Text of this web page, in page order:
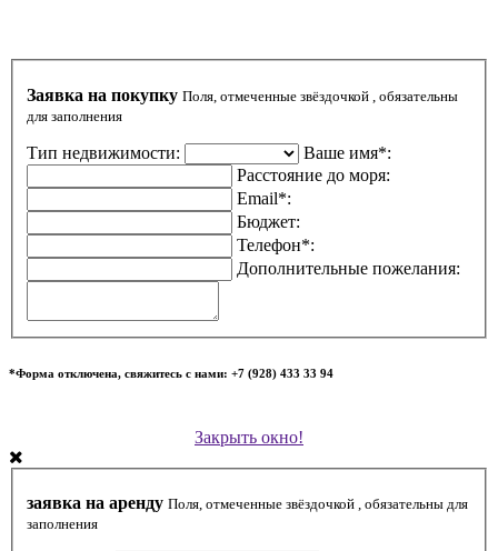
Заявка на покупку Поля, отмеченные звёздочкой , обязательны
для заполнения
Тип недвижимости:
Ваше имя*:
Расстояние до моря:
Email*:
Бюджет:
Телефон*:
Дополнительные пожелания:
*Форма отключена, свяжитесь с нами: +7 (928) 433 33 94
Закрыть окно!
заявка на аренду Поля, отмеченные звёздочкой , обязательны для
заполнения